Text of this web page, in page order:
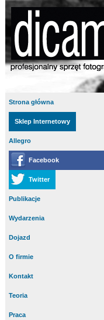
Strona główna
Sklep Internetowy
Allegro
Facebook
Twitter
Publikacje
Wydarzenia
Dojazd
O firmie
Kontakt
Teoria
Praca